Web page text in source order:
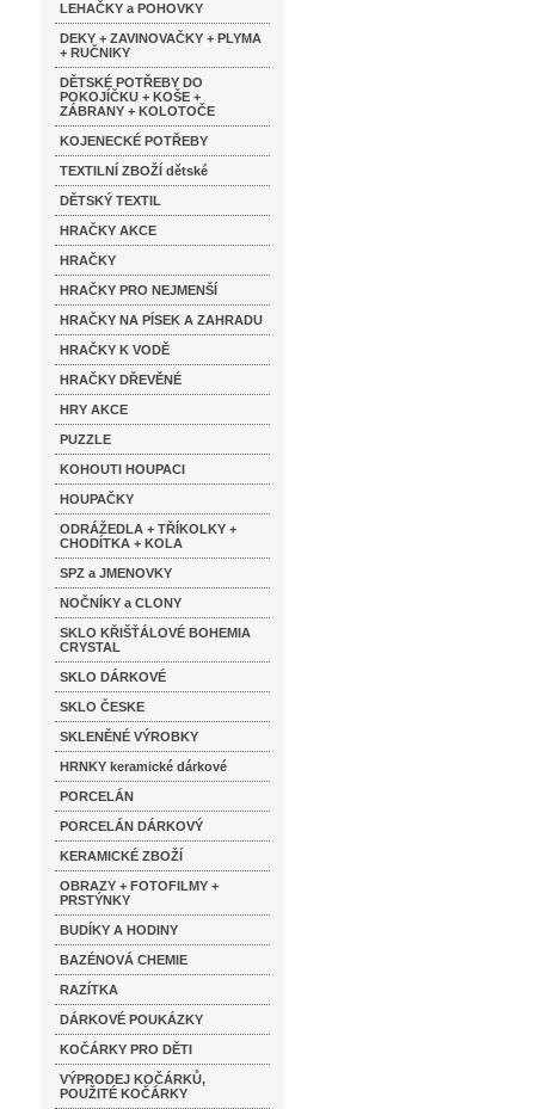
LEHAČKY a POHOVKY
DEKY + ZAVINOVAČKY + PLYMA
+ RUČNIKY
DĚTSKÉ POTŘEBY DO
POKOJÍČKU + KOŠE +
ZÁBRANY + KOLOTOČE
KOJENECKÉ POTŘEBY
TEXTILNÍ ZBOŽÍ dětské
DĚTSKÝ TEXTIL
HRAČKY AKCE
HRAČKY
HRAČKY PRO NEJMENŠÍ
HRAČKY NA PÍSEK A ZAHRADU
HRAČKY K VODĚ
HRAČKY DŘEVĚNÉ
HRY AKCE
PUZZLE
KOHOUTI HOUPACI
HOUPAČKY
ODRÁŽEDLA + TŘÍKOLKY +
CHODÍTKA + KOLA
SPZ a JMENOVKY
NOČNÍKY a CLONY
SKLO KŘIŠŤÁLOVÉ BOHEMIA
CRYSTAL
SKLO DÁRKOVÉ
SKLO ČESKE
SKLENĚNÉ VÝROBKY
HRNKY keramické dárkové
PORCELÁN
PORCELÁN DÁRKOVÝ
KERAMICKÉ ZBOŽÍ
OBRAZY + FOTOFILMY +
PRSTÝNKY
BUDÍKY A HODINY
BAZÉNOVÁ CHEMIE
RAZÍTKA
DÁRKOVÉ POUKÁZKY
KOČÁRKY PRO DĚTI
VÝPRODEJ KOČÁRKŮ,
POUŽITÉ KOČÁRKY